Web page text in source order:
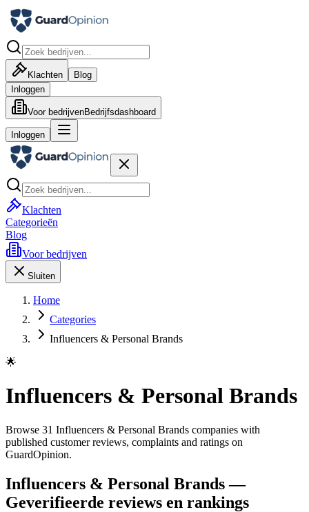
Klachten
Blog
Inloggen
Voor bedrijvenBedrijfsdashboard
Inloggen
Klachten
Categorieën
Blog
Voor bedrijven
Sluiten
Home
Categories
Influencers & Personal Brands
🌟
Influencers & Personal Brands
Browse 31 Influencers & Personal Brands companies with
published customer reviews, complaints and ratings on
GuardOpinion.
Influencers & Personal Brands —
Geverifieerde reviews en rankings